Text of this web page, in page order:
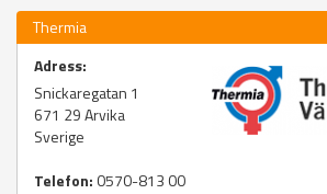
Thermia
Adress:
Snickaregatan 1
671 29Arvika
Sverige
Telefon: 0570-813 00